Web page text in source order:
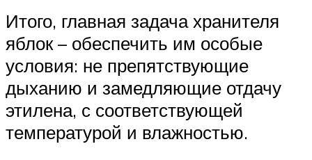
Итого, главная задача хранителя
яблок – обеспечить им особые
условия: не препятствующие
дыханию и замедляющие отдачу
этилена, с соответствующей
температурой и влажностью.